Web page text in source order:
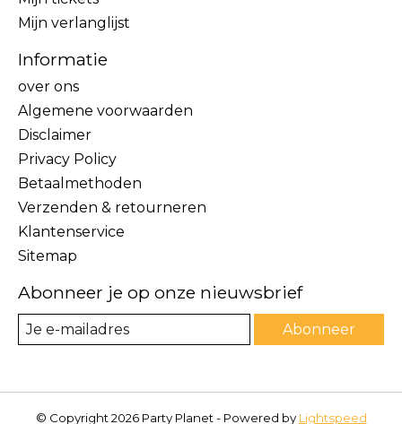
Mijn verlanglijst
Informatie
over ons
Algemene voorwaarden
Disclaimer
Privacy Policy
Betaalmethoden
Verzenden & retourneren
Klantenservice
Sitemap
Abonneer je op onze nieuwsbrief
Abonneer
© Copyright 2026 Party Planet - Powered by Lightspeed